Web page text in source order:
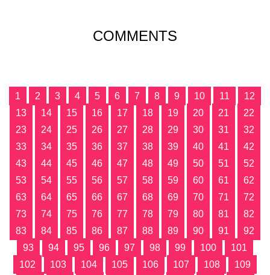
COMMENTS
1 2 3 4 5 6 7 8 9 10 11
12
13
14 15 16 17 18 19 20 21
22
23
24 25 26 27 28 29 30 31
32
33
34 35 36 37 38 39 40 41
42
43
44 45 46 47 48 49 50 51
52
53
54 55 56 57 58 59 60 61
62
63
64 65 66 67 68 69 70 71
72
73
74 75 76 77 78 79 80 81
82
83
84 85 86 87 88 89 90 91
92
93
94 95 96 97 98 99 100
101
102
103 104 105 106 107 108
109